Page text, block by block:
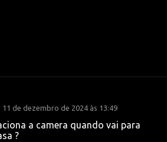
11 de dezembro de 2024 às 13:49
a camera quando vai para
?